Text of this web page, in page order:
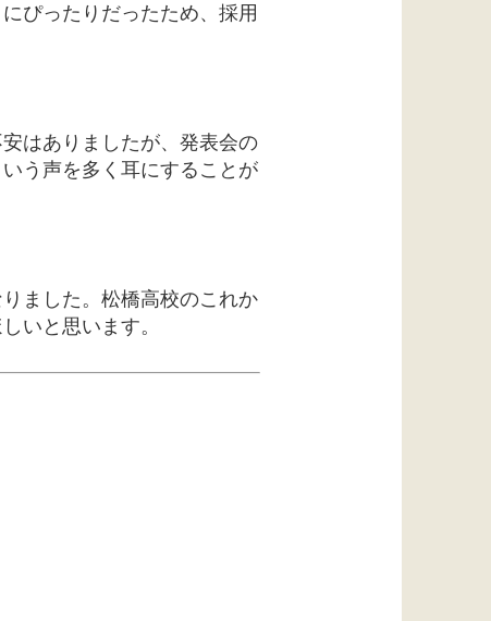
ぴったりだったため、採用
はありましたが、発表会の
う声を多く耳にすることが
ました。松橋高校のこれか
いと思います。